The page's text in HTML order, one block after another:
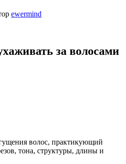
ewermind
за волосами
волос, практикующий
тона, структуры, длины и